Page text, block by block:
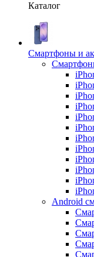
Каталог
Смартфоны и
Android